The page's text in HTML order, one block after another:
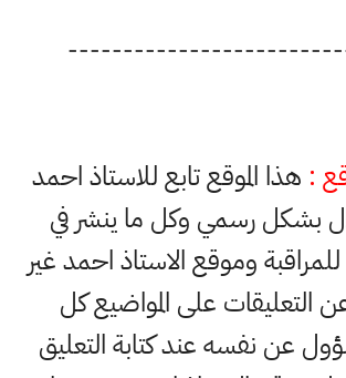
: هذا الموقع تابع للاستاذ احمد
بشكل رسمي وكل ما ينشر في
وموقع الاستاذ احمد غير
على المواضيع كل
نفسه عند كتابة التعليق